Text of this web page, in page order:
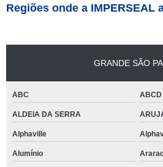
Regiões onde a IMPERSEAL
GRANDE SÃO
ABC ABCD
ALDEIA DA SERRA
Alphaville
Alumínio